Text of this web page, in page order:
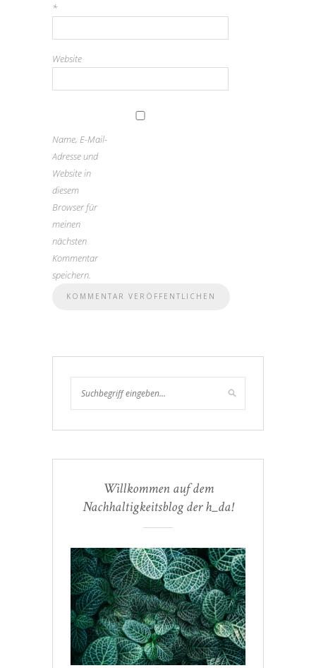
*
Website
Name, E-Mail-
Adresse und
Website in
diesem
Browser für
meinen
nächsten
Kommentar
speichern.
Willkommen auf dem
Nachhaltigkeitsblog der h_da!